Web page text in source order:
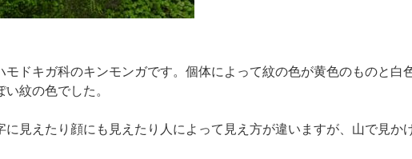
ドキガ科のキンモンガです。個体によって紋の色が黄色のものと白
紋の色でした。
見えたり顔にも見えたり人によって見え方が違いますが、山で見か